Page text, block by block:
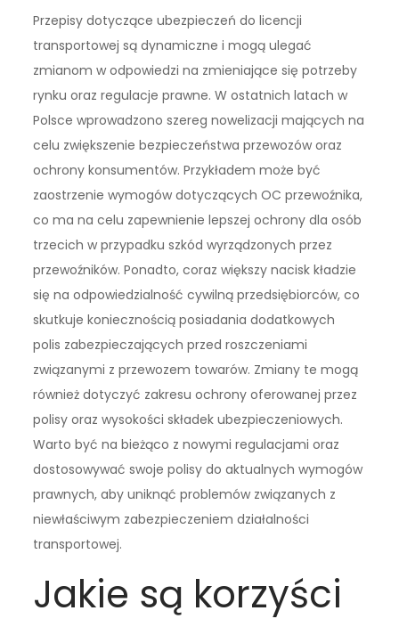
Przepisy dotyczące ubezpieczeń do licencji
transportowej są dynamiczne i mogą ulegać
zmianom w odpowiedzi na zmieniające się potrzeby
rynku oraz regulacje prawne. W ostatnich latach w
Polsce wprowadzono szereg nowelizacji mających na
celu zwiększenie bezpieczeństwa przewozów oraz
ochrony konsumentów. Przykładem może być
zaostrzenie wymogów dotyczących OC przewoźnika,
co ma na celu zapewnienie lepszej ochrony dla osób
trzecich w przypadku szkód wyrządzonych przez
przewoźników. Ponadto, coraz większy nacisk kładzie
się na odpowiedzialność cywilną przedsiębiorców, co
skutkuje koniecznością posiadania dodatkowych
polis zabezpieczających przed roszczeniami
związanymi z przewozem towarów. Zmiany te mogą
również dotyczyć zakresu ochrony oferowanej przez
polisy oraz wysokości składek ubezpieczeniowych.
Warto być na bieżąco z nowymi regulacjami oraz
dostosowywać swoje polisy do aktualnych wymogów
prawnych, aby uniknąć problemów związanych z
niewłaściwym zabezpieczeniem działalności
transportowej.
Jakie są korzyści